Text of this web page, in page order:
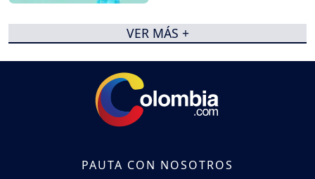
VER MÁS +
PAUTA CON NOSOTROS